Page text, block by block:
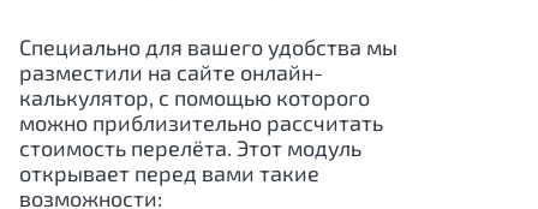
Специально для вашего удобства мы
разместили на сайте онлайн-
калькулятор, с помощью которого
можно приблизительно рассчитать
стоимость перелёта. Этот модуль
открывает перед вами такие
возможности: